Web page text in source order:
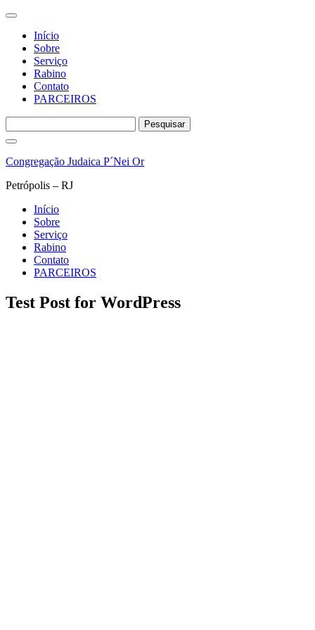
Início
Sobre
Serviço
Rabino
Contato
PARCEIROS
por:
Pular
o
Congregação Judaica P´Nei Or
Petrópolis – RJ
Início
Sobre
Serviço
Rabino
Contato
PARCEIROS
Test Post for WordPress